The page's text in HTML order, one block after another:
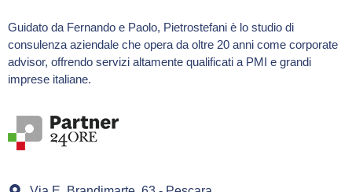
Guidato da Fernando e Paolo, Pietrostefani è lo studio di
consulenza aziendale che opera da oltre 20 anni come corporate
advisor, offrendo servizi altamente qualificati a PMI e grandi
imprese italiane.